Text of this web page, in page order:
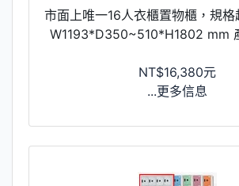
市面上唯一16人衣櫃置物櫃，規格
W1193*D350~510*H1802 mm
NT$16,380元
...更多信息